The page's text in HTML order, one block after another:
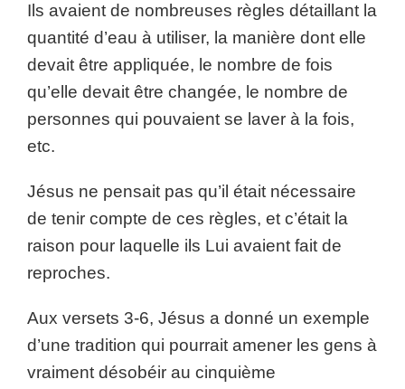
Ils avaient de nombreuses règles détaillant la
quantité d’eau à utiliser, la manière dont elle
devait être appliquée, le nombre de fois
qu’elle devait être changée, le nombre de
personnes qui pouvaient se laver à la fois,
etc.
Jésus ne pensait pas qu’il était nécessaire
de tenir compte de ces règles, et c’était la
raison pour laquelle ils Lui avaient fait de
reproches.
Aux versets 3-6, Jésus a donné un exemple
d’une tradition qui pourrait amener les gens à
vraiment désobéir au cinquième